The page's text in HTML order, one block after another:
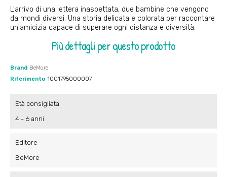
L'arrivo di una lettera inaspettata, due bambine che vengono
da mondi diversi. Una storia delicata e colorata per raccontare
un'amicizia capace di superare ogni distanza e diversità.
Più dettagli per questo prodotto
Brand BeMore
Riferimento 1001795000007
Età consigliata
4 - 6 anni
Editore
BeMore